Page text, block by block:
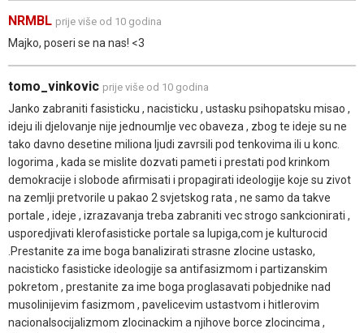
NRMBL prije više od 10 godina
Majko, poseri se na nas! <3
tomo_vinkovic prije više od 10 godina
Janko zabraniti fasisticku , nacisticku , ustasku psihopatsku misao ,
ideju ili djelovanje nije jednoumlje vec obaveza , zbog te ideje su ne
tako davno desetine miliona ljudi zavrsili pod tenkovima ili u konc.
logorima , kada se mislite dozvati pameti i prestati pod krinkom
demokracije i slobode afirmisati i propagirati ideologije koje su zivot
na zemlji pretvorile u pakao 2 svjetskog rata , ne samo da takve
portale , ideje , izrazavanja treba zabraniti vec strogo sankcionirati ,
usporedjivati klerofasisticke portale sa lupiga,com je kulturocid
.Prestanite za ime boga banalizirati strasne zlocine ustasko,
nacisticko fasisticke ideologije sa antifasizmom i partizanskim
pokretom , prestanite za ime boga proglasavati pobjednike nad
musolinijevim fasizmom , pavelicevim ustastvom i hitlerovim
nacionalsocijalizmom zlocinackim a njihove borce zlocincima ,